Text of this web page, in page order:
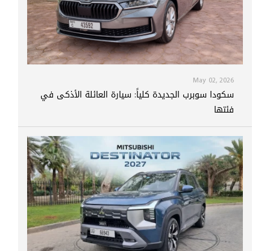
May 02, 2026
سكودا سوبرب الجديدة كلياً: سيارة العائلة الأذكى في
فئتها